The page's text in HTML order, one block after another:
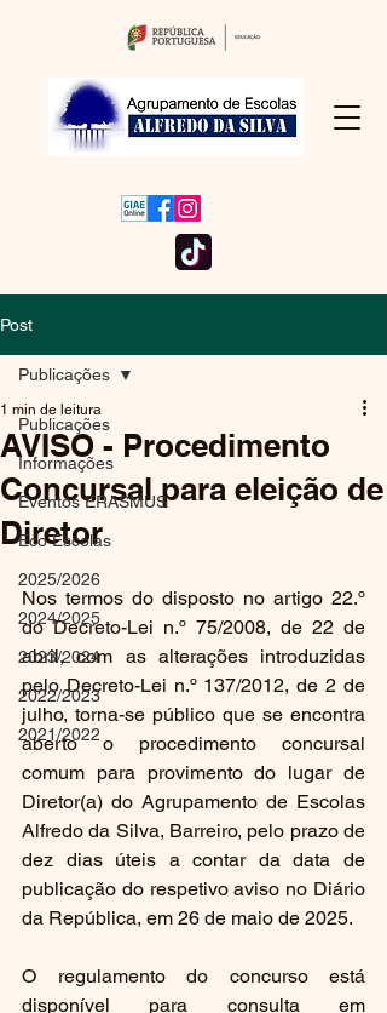
Post
Publicações
Informações
Eventos ERASMUS
Eco Escolas
2025/2026
2024/2025
2023/2024
2022/2023
2021/2022
Publicações
AVISO - Procedimento
Concursal para eleição de
Diretor
1 min de leitura
Nos termos do disposto no artigo 22.º
do Decreto-Lei n.º 75/2008, de 22 de
abril, com as alterações introduzidas
pelo Decreto-Lei n.º 137/2012, de 2 de
julho, torna-se público que se encontra
aberto o procedimento concursal
comum para provimento do lugar de
Diretor(a) do Agrupamento de Escolas
Alfredo da Silva, Barreiro, pelo prazo de
dez dias úteis a contar da data de
publicação do respetivo aviso no Diário
da República, em 26 de maio de 2025.
O regulamento do concurso está